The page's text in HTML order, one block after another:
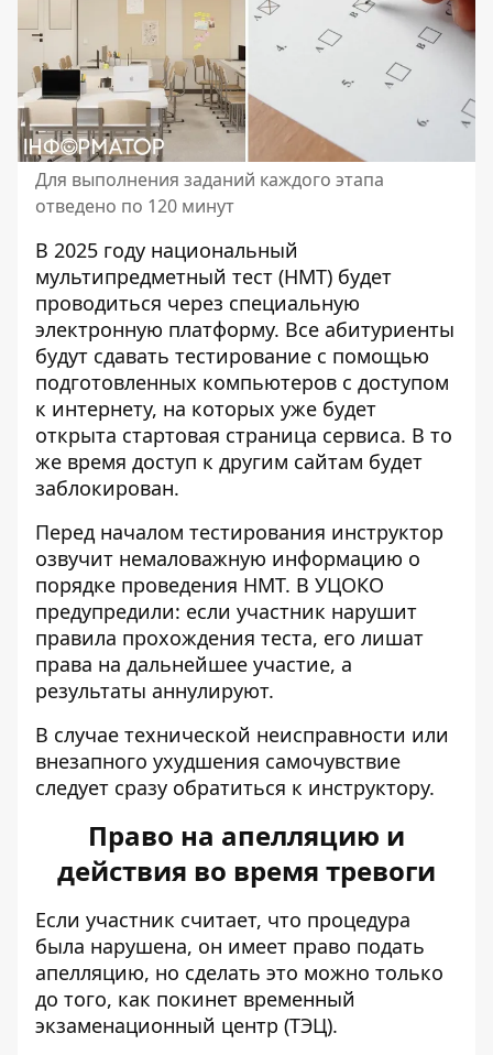
Для выполнения заданий каждого этапа
отведено по 120 минут
В 2025 году национальный
мультипредметный тест (НМТ) будет
проводиться через специальную
электронную платформу. Все абитуриенты
будут сдавать тестирование с помощью
подготовленных компьютеров с доступом
к интернету, на которых уже будет
открыта стартовая страница сервиса. В то
же время доступ к другим сайтам будет
заблокирован.
Перед началом тестирования инструктор
озвучит немаловажную информацию о
порядке проведения НМТ. В УЦОКО
предупредили: если участник нарушит
правила прохождения теста, его лишат
права на дальнейшее участие, а
результаты аннулируют.
В случае технической неисправности или
внезапного ухудшения самочувствие
следует сразу обратиться к инструктору.
Право на апелляцию и
действия во время тревоги
Если участник считает, что процедура
была нарушена, он имеет право подать
апелляцию, но сделать это можно только
до того, как покинет временный
экзаменационный центр (ТЭЦ).